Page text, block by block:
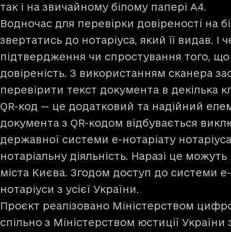
так і на звичайному білому папері А4.
Водночас для перевірки довіреності на
звертатись до нотаріуса, який її видав. І
підтвердження чи спростування того,
довіреність. З використанням сканера
перевірити текст документа в декілька
QR-код — це додатковий та надійний
документа з QR-кодом відбувається
державної системи е-нотаріату
нотаріальну діяльність. Наразі це
міста Києва. Згодом доступ до системи
нотаріуси з усієї України.
Проєкт реалізовано Міністерством
спільно з Міністерством юстиції України